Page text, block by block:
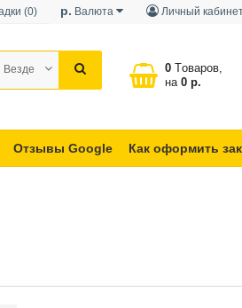
Личный
р. Валюта
(0)
0 Tоваров,
на
0 р.
Везде
Отзывы Google Как оформить